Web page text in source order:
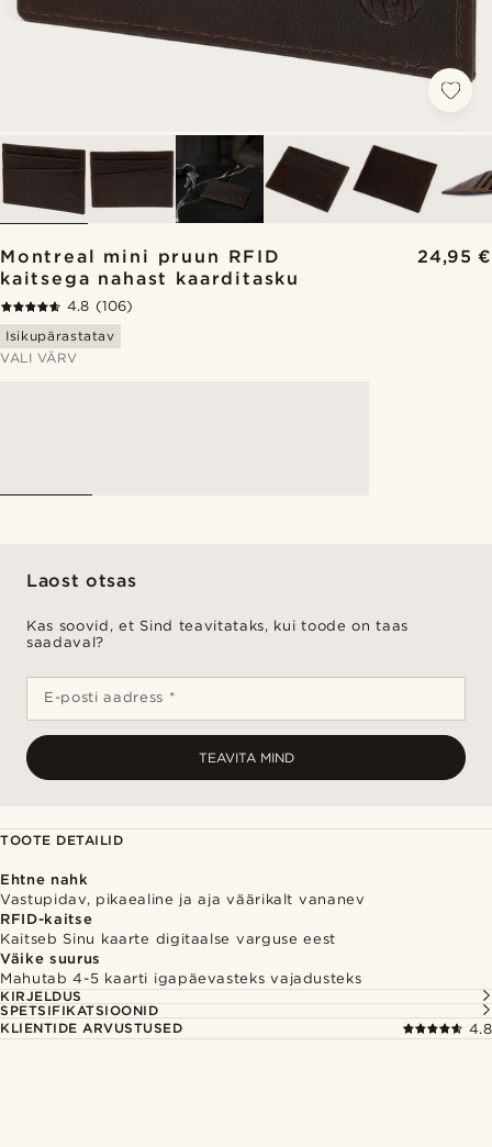
Montreal mini pruun RFID
kaitsega nahast kaarditasku
24,95 €
4.8 (106)
Isikupärastatav
VALI VÄRV
Laost otsas
Kas soovid, et Sind teavitataks, kui toode on taas
saadaval?
E-posti aadress *
TEAVITA MIND
TOOTE DETAILID
Ehtne nahk
Vastupidav, pikaealine ja aja väärikalt vananev
RFID-kaitse
Kaitseb Sinu kaarte digitaalse varguse eest
Väike suurus
Mahutab 4-5 kaarti igapäevasteks vajadusteks
KIRJELDUS
SPETSIFIKATSIOONID
KLIENTIDE ARVUSTUSED
4.8